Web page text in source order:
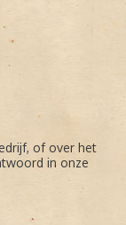
of over het
in onze